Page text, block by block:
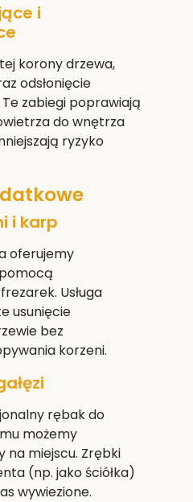
i
korony drzewa,
odsłonięcie
zabiegi poprawiają
do wnętrza
ryzyko
i karp
oferujemy
Usługa
usunięcie
bez
korzeni.
rębak do
możemy
na miejscu. Zrębki
(np. jako ściółka)
wywiezione.